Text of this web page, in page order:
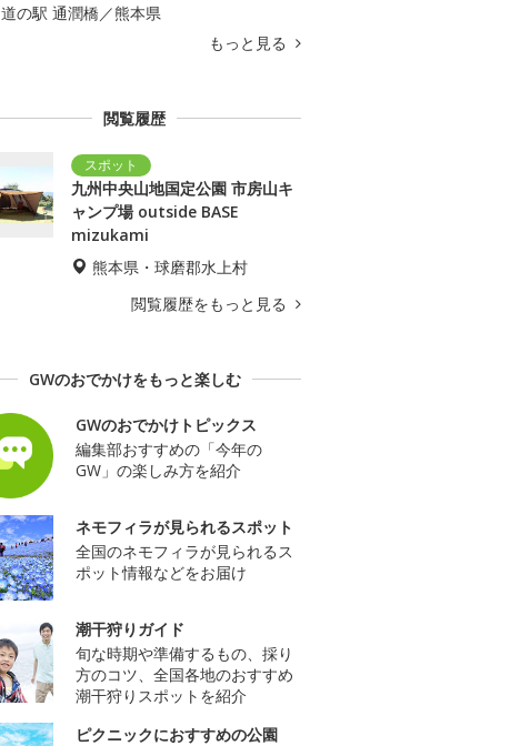
道の駅 通潤橋／熊本県
もっと見る
閲覧履歴
九州中央山地国定公園 市房山キ
ャンプ場 outside BASE
mizukami
熊本県・球磨郡水上村
閲覧履歴をもっと見る
GWのおでかけをもっと楽しむ
GWのおでかけトピックス
編集部おすすめの「今年の
GW」の楽しみ方を紹介
ネモフィラが見られるスポット
全国のネモフィラが見られるス
ポット情報などをお届け
潮干狩りガイド
旬な時期や準備するもの、採り
方のコツ、全国各地のおすすめ
潮干狩りスポットを紹介
ピクニックにおすすめの公園